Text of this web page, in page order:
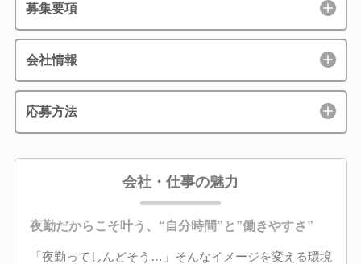
募集要項
会社情報
応募方法
会社・仕事の魅力
夜勤だからこそ叶う、“自分時間”と”働きやすさ”
「夜勤ってしんどそう…」そんなイメージを変える環境